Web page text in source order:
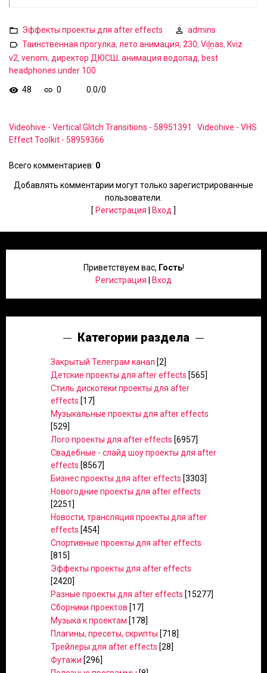
Эффекты проекты для after effects
admins
Таинственная прогулка, лето анимация, 230, Viļņas, Kviz
v2, venom, директор ДЮСШ, анимация водопад, best
headphones under 100
48
0 0.0/0
Videohive - Vertical Glitch Transitions - 58951391
Videohive - VHS
Effect Toolkit - 58959366
Всего комментариев: 0
Добавлять комментарии могут только зарегистрированные
пользователи.
[ Регистрация Вход ]
Приветствуем вас, Гость!
Регистрация
Вход
Категории раздела
Закрытый Телеграм канал [2]
Детские проекты для after effects [565]
Стиль дискотеки проекты для after
effects [17]
Музыкальные проекты для after effects
[529]
Лого проекты для after effects [6957]
Свадебные - слайд шоу проекты для after
effects [8567]
Бизнес проекты для after effects [3303]
Новогодние проекты для after effects
[2251]
Новости, трансляция проекты для after
effects [454]
Спортивные проекты для after effects
[815]
Эффекты проекты для after effects
[2420]
Разные проекты для after effects [15277]
Сборники проектов [17]
Музыка к проектам [178]
Плагины, пресеты, скрипты [718]
Трейлеры для after effects [28]
Футажи [296]